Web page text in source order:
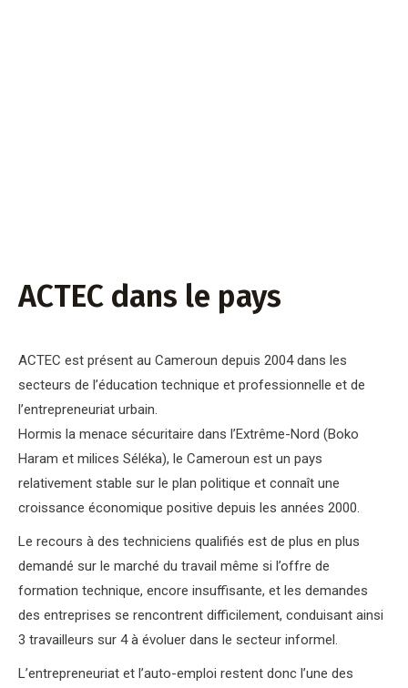
ACTEC dans le pays
ACTEC est présent au Cameroun depuis 2004 dans les
secteurs de l’éducation technique et professionnelle et de
l’entrepreneuriat urbain.
Hormis la menace sécuritaire dans l’Extrême-Nord (Boko
Haram et milices Séléka), le Cameroun est un pays
relativement stable sur le plan politique et connaît une
croissance économique positive depuis les années 2000.
Le recours à des techniciens qualifiés est de plus en plus
demandé sur le marché du travail même si l’offre de
formation technique, encore insuffisante, et les demandes
des entreprises se rencontrent difficilement, conduisant ainsi
3 travailleurs sur 4 à évoluer dans le secteur informel.
L’entrepreneuriat et l’auto-emploi restent donc l’une des